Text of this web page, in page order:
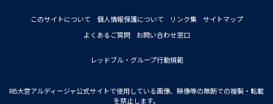
このサイトについて 個人情報保護について リンク集
サイトマップ
よくあるご質問
お問い合わせ窓口
レッドブル・グループ行動規範
RB大宮アルディージャ公式サイトで使用している画像、映像等の無断での複製・転載
を禁止します。